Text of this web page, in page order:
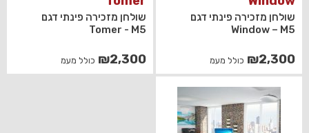
שולחן מזכירה פינתי דגם
Window – M5
₪2,300 כולל מעמ
שולחן מזכירה פינתי דגם
Tomer - M5
₪2,300 כולל מעמ